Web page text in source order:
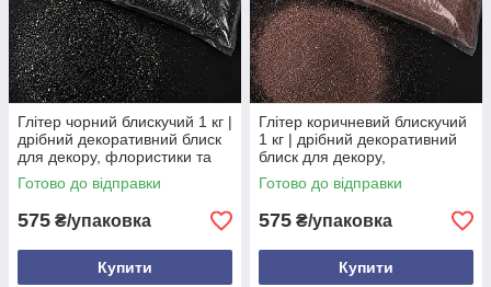
Глітер чорний блискучий 1 кг |
дрібний декоративний блиск
для декору, флористики та
творчості
Готово до відправки
575 ₴/упаковка
Купити
Глітер коричневий блискучий
1 кг | дрібний декоративний
блиск для декору,
флористики та творчості
Готово до відправки
575 ₴/упаковка
Купити